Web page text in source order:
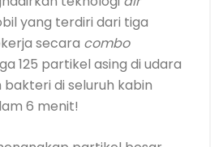
debu, dan HESA filter
udara mobil dari bahan
rokok dan formaldehida.
Air Purifier F-
Air Purifier Nanoe